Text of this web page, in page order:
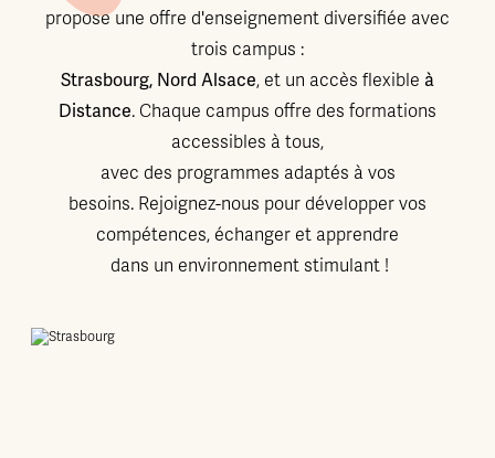
propose une offre d'enseignement diversifiée avec
trois campus :
Strasbourg, Nord Alsace, et un accès flexible à
Distance. Chaque campus offre des formations
accessibles à tous,
avec des programmes adaptés à vos
besoins. Rejoignez-nous pour développer vos
compétences, échanger et apprendre
dans un environnement stimulant !